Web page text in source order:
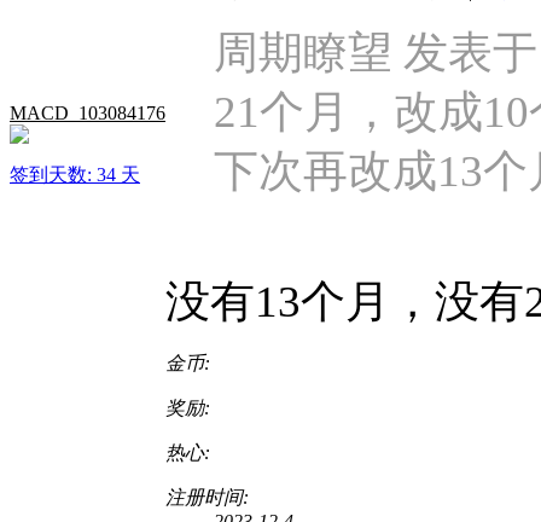
MACD_103084176
签到天数: 34 天
周期瞭望 发表
21个月，改成
下次再改成13个
没有13个月，没有
金币:
奖励:
热心:
注册时间: